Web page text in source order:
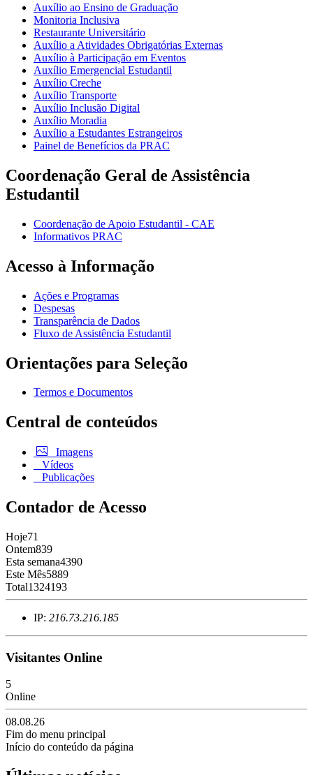
Auxílio ao Ensino de Graduação
Monitoria Inclusiva
Restaurante Universitário
Auxílio a Atividades Obrigatórias Externas
Auxílio à Participação em Eventos
Auxílio Emergencial Estudantil
Auxílio Creche
Auxílio Transporte
Auxílio Inclusão Digital
Auxílio Moradia
Auxílio a Estudantes Estrangeiros
Painel de Benefícios da PRAC
Coordenação Geral de Assistência
Estudantil
Coordenação de Apoio Estudantil - CAE
Informativos PRAC
Acesso à Informação
Ações e Programas
Despesas
Transparência de Dados
Fluxo de Assistência Estudantil
Orientações para Seleção
Termos e Documentos
Central de conteúdos
Imagens
Vídeos
Publicações
Contador de Acesso
Hoje71
Ontem839
Esta semana4390
Este Mês5889
Total1324193
IP: 216.73.216.185
Visitantes Online
5
Online
08.08.26
Fim do menu principal
Início do conteúdo da página